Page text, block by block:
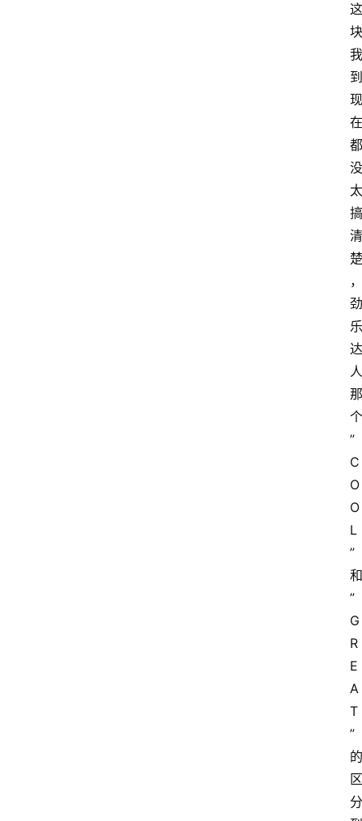
这
块
我
到
现
在
都
没
太
搞
清
楚
，
劲
乐
达
人
那
个
”
C
O
O
L
”
和
”
G
R
E
A
T
”
的
区
分